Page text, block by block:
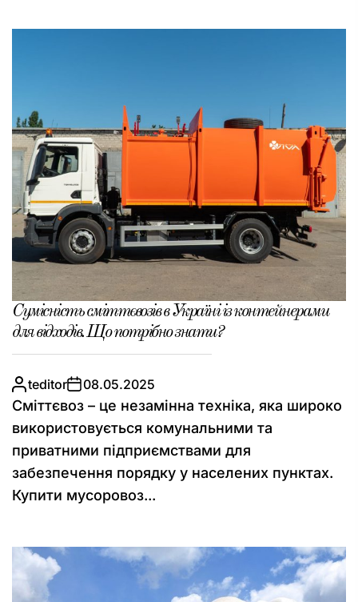
Сумісність сміттєвозів в Україні із контейнерами
для відходів. Що потрібно знати?
teditor 08.05.2025
Сміттєвоз – це незамінна техніка, яка широко
використовується комунальними та
приватними підприємствами для
забезпечення порядку у населених пунктах.
Купити мусоровоз...